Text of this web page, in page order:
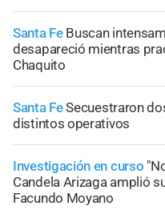
Santa Fe Buscan
desapareció mientras
Chaquito
Santa FeSecuestraron
distintos operativos
Investigación en curso
Candela Arizaga amplió
Facundo Moyano